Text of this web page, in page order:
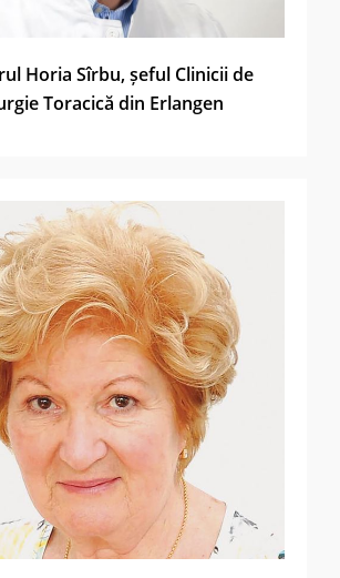
Horia Sîrbu, șeful Clinicii de
Toracică din Erlangen